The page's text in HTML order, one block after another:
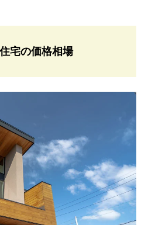
宅の価格相場